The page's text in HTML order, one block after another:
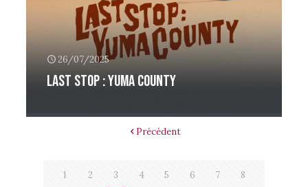
26/07/2025
Last Stop : Yuma County
Précédent
1 2 3 4 5 6 7 8